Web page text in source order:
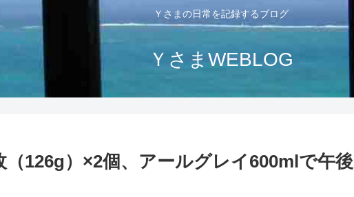
Ｙさまの日常を記録するブログ
ＹさまWEBLOG
126g）×2個、アールグレイ600mlで午後